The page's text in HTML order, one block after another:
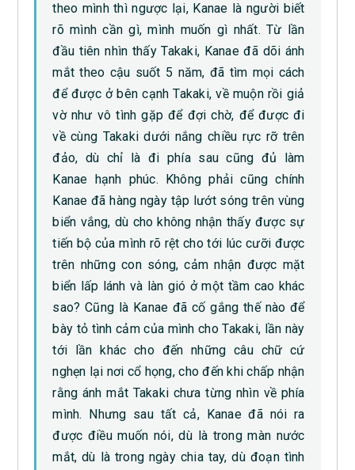
theo mình thì ngược lại, Kanae là người biết
rõ mình cần gì, mình muốn gì nhất. Từ lần
đầu tiên nhìn thấy Takaki, Kanae đã dõi ánh
mắt theo cậu suốt 5 năm, đã tìm mọi cách
để được ở bên cạnh Takaki, về muộn rồi giả
vờ như vô tình gặp để đợi chờ, để được đi
về cùng Takaki dưới nắng chiều rực rỡ trên
đảo, dù chỉ là đi phía sau cũng đủ làm
Kanae hạnh phúc. Không phải cũng chính
Kanae đã hàng ngày tập lướt sóng trên vùng
biển vắng, dù cho không nhận thấy được sự
tiến bộ của mình rõ rệt cho tới lúc cưỡi được
trên những con sóng, cảm nhận được mặt
biển lấp lánh và làn gió ở một tầm cao khác
sao? Cũng là Kanae đã cố gắng thế nào để
bày tỏ tình cảm của mình cho Takaki, lần này
tới lần khác cho đến những câu chữ cứ
nghẹn lại nơi cổ họng, cho đến khi chấp nhận
rằng ánh mắt Takaki chưa từng nhìn về phía
mình. Nhưng sau tất cả, Kanae đã nói ra
được điều muốn nói, dù là trong màn nước
mắt, dù là trong ngày chia tay, dù đoạn tình